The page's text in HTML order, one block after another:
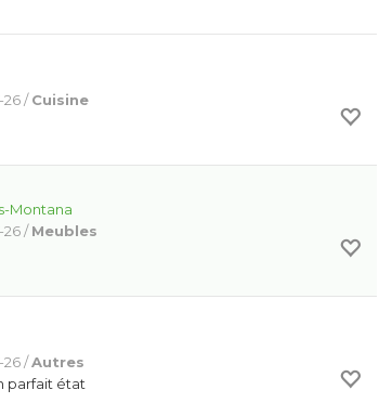
26 /Cuisine
Montana
26 /Meubles
26 /Autres
parfait état